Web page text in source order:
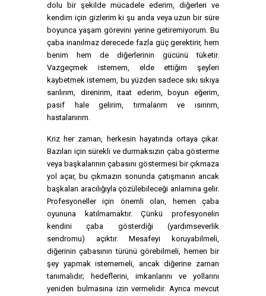
dolu bir şekilde mücadele ederim, diğerleri ve
kendim için gizlerim ki şu anda veya uzun bir süre
boyunca yaşam görevini yerine getiremiyorum. Bu
çaba inanılmaz derecede fazla güç gerektirir, hem
benim hem de diğerlerinin gücünü tüketir.
Vazgeçmek istemem, elde ettiğim şeyleri
kaybetmek istemem, bu yüzden sadece sıkı sıkıya
sarılırım, direnirim, itaat ederim, boyun eğerim,
pasif hale gelirim, tırmalarım ve ısırırım,
hastalanırım.
Kriz her zaman, herkesin hayatında ortaya çıkar.
Bazıları için sürekli ve durmaksızın çaba gösterme
veya başkalarının çabasını göstermesi bir çıkmaza
yol açar, bu çıkmazın sonunda çatışmanın ancak
başkaları aracılığıyla çözülebileceği anlamına gelir.
Profesyoneller için önemli olan, hemen çaba
oyununa katılmamaktır. Çünkü profesyonelin
kendini çaba gösterdiği (yardımseverlik
sendromu) açıktır. Mesafeyi koruyabilmeli,
diğerinin çabasının türünü görebilmeli, hemen bir
şey yapmak istememeli, ancak diğerine zaman
tanımalıdır; hedeflerini, imkanlarını ve yollarını
yeniden bulmasına izin vermelidir. Ayrıca mevcut